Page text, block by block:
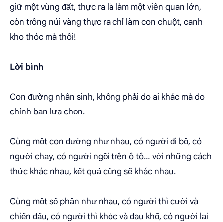
giữ một vùng đất, thực ra là làm một viên quan lớn,
còn trông núi vàng thực ra chỉ làm con chuột, canh
kho thóc mà thôi!
Lời bình
Con đường nhân sinh, không phải do ai khác mà do
chính bạn lựa chọn.
Cùng một con đường như nhau, có người đi bộ, có
người chạy, có người ngồi trên ô tô… với những cách
thức khác nhau, kết quả cũng sẽ khác nhau.
Cùng một số phận như nhau, có người thì cười và
chiến đấu, có người thì khóc và đau khổ, có người lại